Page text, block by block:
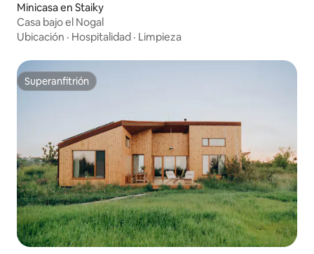
Minicasa en Staiky
Casa bajo el Nogal
Ubicación · Hospitalidad · Limpieza
Superanfitrión
Superanfitrión